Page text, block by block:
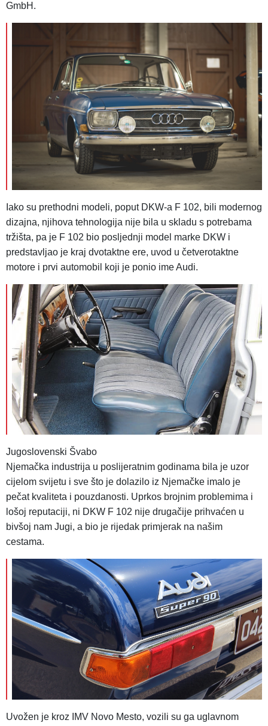
GmbH.
Iako su prethodni modeli, poput DKW-a F 102, bili modernog
dizajna, njihova tehnologija nije bila u skladu s potrebama
tržišta, pa je F 102 bio posljednji model marke DKW i
predstavljao je kraj dvotaktne ere, uvod u četverotaktne
motore i prvi automobil koji je ponio ime Audi.
Jugoslovenski Švabo
Njemačka industrija u poslijeratnim godinama bila je uzor
cijelom svijetu i sve što je dolazilo iz Njemačke imalo je
pečat kvaliteta i pouzdanosti. Uprkos brojnim problemima i
lošoj reputaciji, ni DKW F 102 nije drugačije prihvaćen u
bivšoj nam Jugi, a bio je rijedak primjerak na našim
cestama.
Uvožen je kroz IMV Novo Mesto, vozili su ga uglavnom